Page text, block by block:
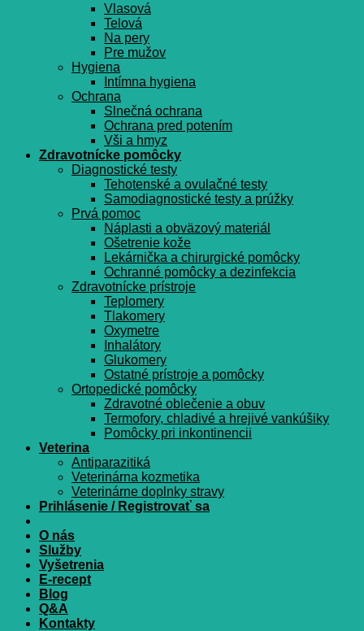
Vlasová
Telová
Na pery
Pre mužov
Hygiena
Intímna hygiena
Ochrana
Slnečná ochrana
Ochrana pred potením
Vši a hmyz
Zdravotnícke pomôcky
Diagnostické testy
Tehotenské a ovulačné testy
Samodiagnostické testy a prúžky
Prvá pomoc
Náplasti a obväzový materiál
Ošetrenie kože
Lekárnička a chirurgické pomôcky
Ochranné pomôcky a dezinfekcia
Zdravotnícke prístroje
Teplomery
Tlakomery
Oxymetre
Inhalátory
Glukomery
Ostatné prístroje a pomôcky
Ortopedické pomôcky
Zdravotné oblečenie a obuv
Termofory, chladivé a hrejivé vankúšiky
Pomôcky pri inkontinencii
Veterina
Antiparazitiká
Veterinárna kozmetika
Veterinárne doplnky stravy
Prihlásenie / Registrovať sa
O nás
Služby
Vyšetrenia
E-recept
Blog
Q&A
Kontakty